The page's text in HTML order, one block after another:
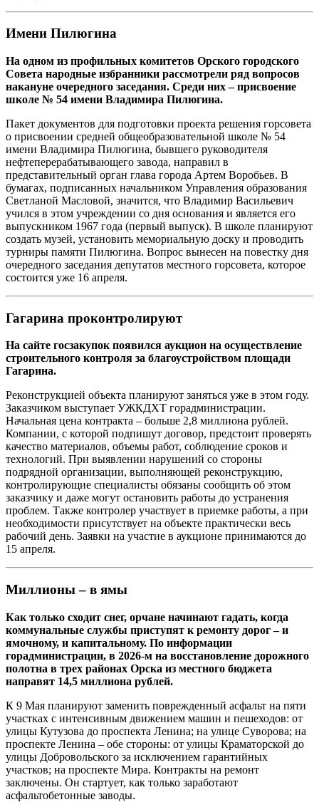
Имени Пилюгина
На одном из профильных комитетов Орского городского
Совета народные избранники рассмотрели ряд вопросов
накануне очередного заседания. Среди них – присвоение
школе № 54 имени Владимира Пилюгина.
Пакет документов для подготовки проекта решения горсовета
о присвоении средней общеобразовательной школе № 54
имени Владимира Пилюгина, бывшего руководителя
нефтеперерабатывающего завода, направил в
представительный орган глава города Артем Воробьев. В
бумагах, подписанных начальником Управления образования
Светланой Масловой, значится, что Владимир Васильевич
учился в этом учреждении со дня основания и является его
выпускником 1967 года (первый выпуск). В школе планируют
создать музей, установить мемориальную доску и проводить
турниры памяти Пилюгина. Вопрос вынесен на повестку дня
очередного заседания депутатов местного горсовета, которое
состоится уже 16 апреля.
Гагарина проконтролируют
На сайте госзакупок появился аукцион на осуществление
строительного контроля за благоустройством площади
Гагарина.
Реконструкцией объекта планируют заняться уже в этом году.
Заказчиком выступает УЖКДХТ горадминистрации.
Начальная цена контракта – больше 2,8 миллиона рублей.
Компании, с которой подпишут договор, предстоит проверять
качество материалов, объемы работ, соблюдение сроков и
технологий. При выявлении нарушений со стороны
подрядной организации, выполняющей реконструкцию,
контролирующие специалисты обязаны сообщить об этом
заказчику и даже могут остановить работы до устранения
проблем. Также контролер участвует в приемке работы, а при
необходимости присутствует на объекте практически весь
рабочий день. Заявки на участие в аукционе принимаются до
15 апреля.
Миллионы – в ямы
Как только сходит снег, орчане начинают гадать, когда
коммунальные службы приступят к ремонту дорог – и
ямочному, и капитальному. По информации
горадминистрации, в 2026-м на восстановление дорожного
полотна в трех районах Орска из местного бюджета
направят 14,5 миллиона рублей.
К 9 Мая планируют заменить поврежденный асфальт на пяти
участках с интенсивным движением машин и пешеходов: от
улицы Кутузова до проспекта Ленина; на улице Суворова; на
проспекте Ленина – обе стороны: от улицы Краматорской до
улицы Добровольского за исключением гарантийных
участков; на проспекте Мира. Контракты на ремонт
заключены. Он стартует, как только заработают
асфальтобетонные заводы.